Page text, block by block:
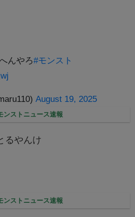
んやろ#モンスト
August 19, 2025
ンストニュース速報
るやんけ
ンストニュース速報